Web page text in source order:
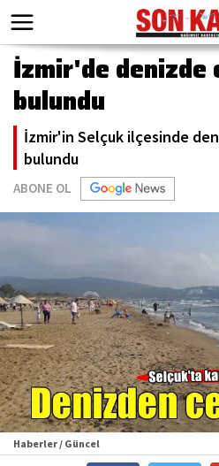
İzmir'de denizde
bulundu
İzmir'in Selçuk ilçesinde
bulundu
ABONE OL
Haberler / Güncel